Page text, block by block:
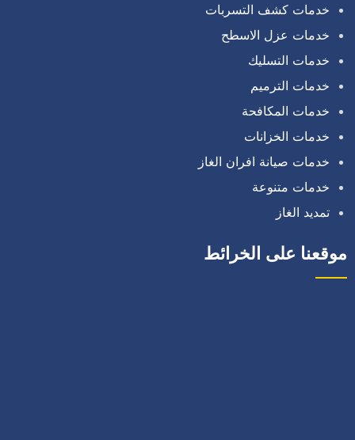
خدمات كشف التسربات
خدمات عزل الاسطح
خدمات التسليك
خدمات الترميم
خدمات المكافحة
خدمات الخزانات
خدمات صيانة افران الغاز
خدمات متنوعة
تمديد الغاز
موقعنا على الخرائط